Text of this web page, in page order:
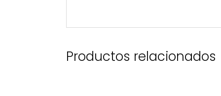
Productos relacionados